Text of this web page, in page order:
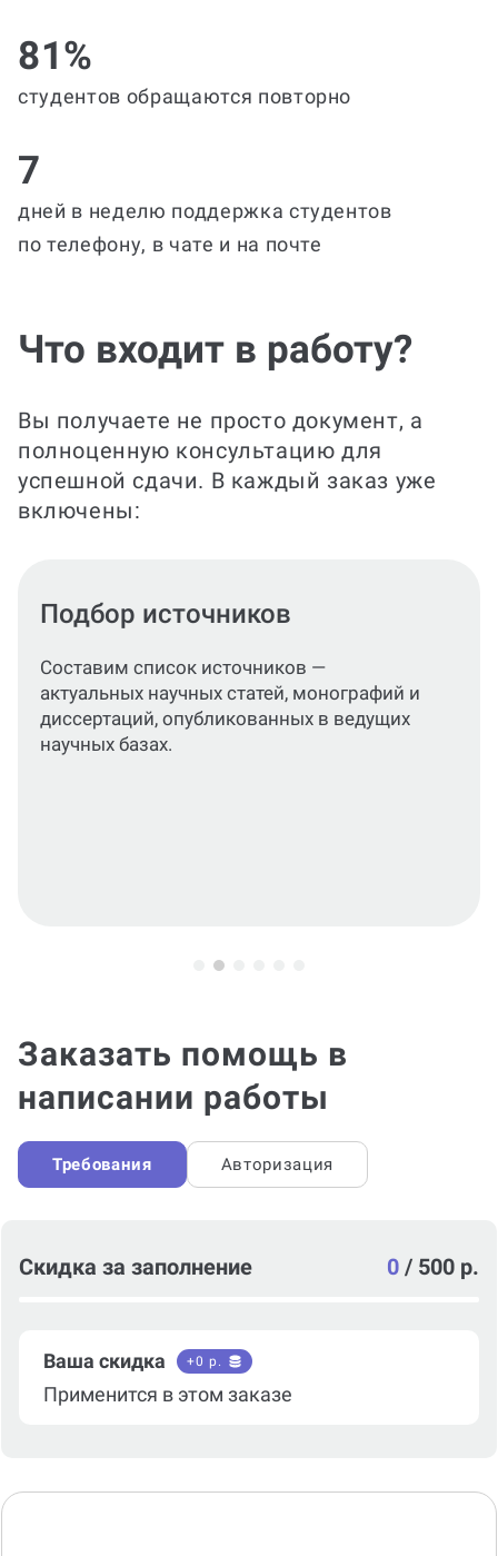
81%
студентов обращаются повторно
7
дней в неделю поддержка студентов
по телефону, в чате и на почте
Что входит в работу?
Вы получаете не просто документ, а
полноценную консультацию для
успешной сдачи. В каждый заказ уже
включены:
Разделы заказа
Проконсультируем, как написать
подробный, структурированный текст,
раскрывающий цели, задачи и
практическое значение исследования.
Заказать помощь в
написании работы
Требования Авторизация
Скидка за заполнение 0 / 500 р.
Ваша скидка +0 р.
Применится в этом заказе